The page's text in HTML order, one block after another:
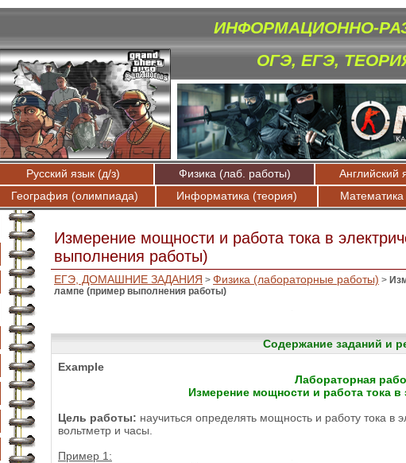
ИНФОРМАЦИОННО-
ОГЭ, ЕГЭ,
Русский язык (д/з) Физика (лаб. работы) Английский
География (олимпиада) Информатика (теория) Математика
Измерение мощности и работа тока в
выполнения работы)
ЕГЭ, ДОМАШНИЕ ЗАДАНИЯ > Физика (лабораторные работы) >
лампе (пример выполнения работы)
Содержание заданий и
Example
Лабораторная
Измерение мощности и работа тока в
Цель работы: научиться определять мощность и работу тока в
вольтметр и часы.
Пример 1: